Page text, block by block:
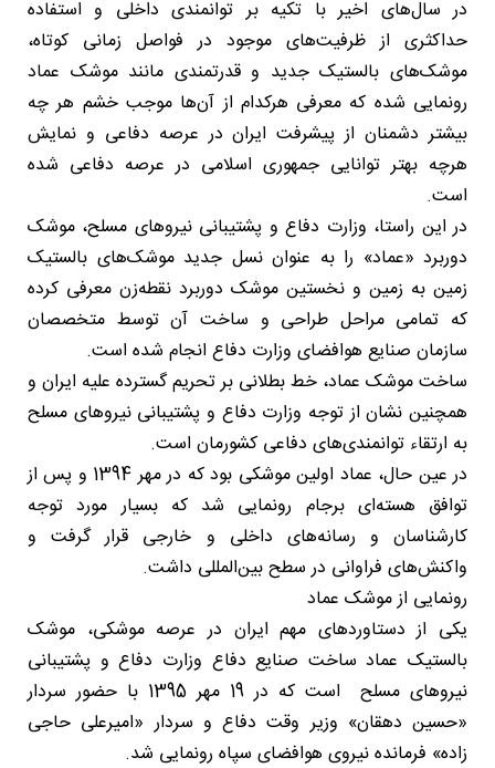
در سال‌های اخیر با تکیه بر توانمندی داخلی و استفاده
حداکثری از ظرفیت‌های موجود در فواصل زمانی کوتاه،
موشک‌های بالستیک جدید و قدرتمندی مانند موشک عماد
رونمایی شده که معرفی هرکدام از آن‌ها موجب خشم هر چه
بیشتر دشمنان از پیشرفت ایران در عرصه دفاعی و نمایش
هرچه بهتر توانایی جمهوری اسلامی در عرصه دفاعی شده
است.
در این راستا، وزارت دفاع و پشتیبانی نیروهای مسلح، موشک
دوربرد «عماد» را به عنوان نسل جدید موشک‌های بالستیک
زمین به زمین و نخستین موشک دوربرد نقطه‌زن معرفی کرده
که تمامی مراحل طراحی و ساخت آن توسط متخصصان
سازمان صنایع هوافضای وزارت دفاع انجام شده است.
ساخت موشک عماد، خط بطلانی بر تحریم گسترده علیه ایران و
همچنین نشان از توجه وزارت دفاع و پشتیبانی نیروهای مسلح
به ارتقاء توانمندی‌های دفاعی کشورمان است.
در عین حال، عماد اولین موشکی بود که در مهر 1394 و پس از
توافق هسته‌ای برجام رونمایی شد که بسیار مورد توجه
کارشناسان و رسانه‌های داخلی و خارجی قرار گرفت و
واکنش‌های فراوانی در سطح بین‌المللی داشت.
رونمایی از موشک عماد
یکی از دستاوردهای مهم ایران در عرصه موشکی، موشک
بالستیک عماد ساخت صنایع دفاع وزارت دفاع و پشتیبانی
نیروهای مسلح است که در 19 مهر 1395 با حضور سردار
«حسین دهقان» وزیر وقت دفاع و سردار «امیرعلی حاجی
زاده» فرمانده نیروی هوافضای سپاه رونمایی شد.